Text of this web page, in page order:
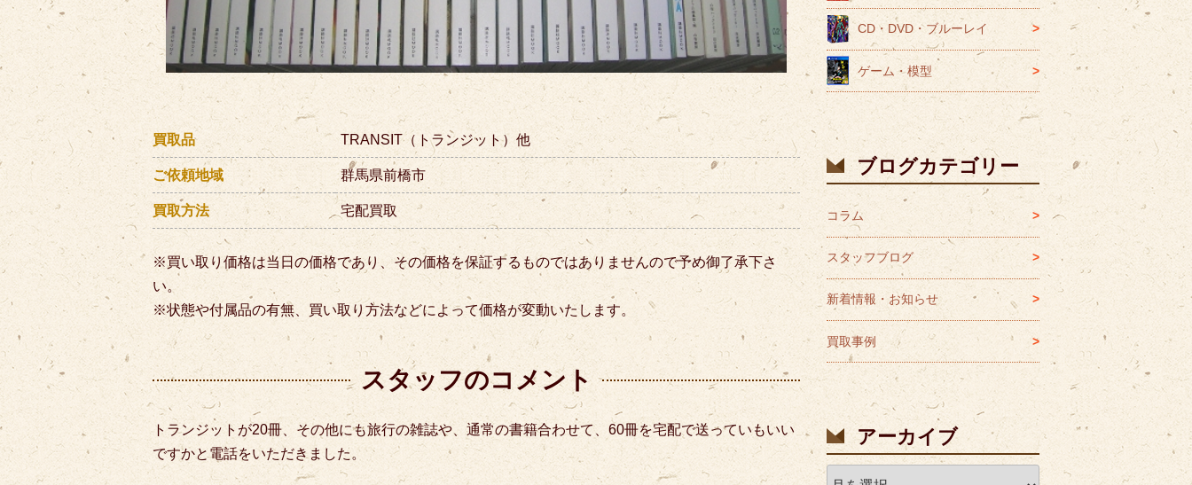
買取品 TRANSIT（トランジット）他
ご依頼地域 群馬県前橋市
買取方法 宅配買取
※買い取り価格は当日の価格であり、その価格を保証するものではありませんので予め御了承下さ
い。
※状態や付属品の有無、買い取り方法などによって価格が変動いたします。
スタッフのコメント
トランジットが20冊、その他にも旅行の雑誌や、通常の書籍合わせて、60冊を宅配で送っていもいい
ですかと電話をいただきました。
CD・DVD・ブルーレイ
ゲーム・模型
ブログカテゴリー
コラム
スタッフブログ
新着情報・お知らせ
買取事例
アーカイブ